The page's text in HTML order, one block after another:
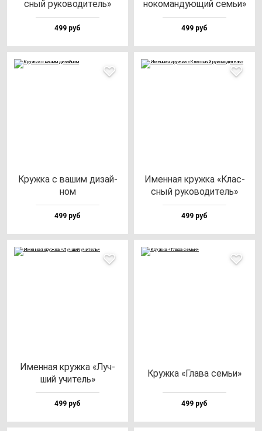
сный ру­ко­во­ди­тель»
499 руб
но­ко­ман­ду­ющий семьи»
499 руб
Круж­ка с ва­шим ди­зай­
ном
499 руб
Имен­ная круж­ка «Клас­
сный ру­ко­во­ди­тель»
499 руб
Имен­ная круж­ка «Луч­
ший учи­тель»
499 руб
Круж­ка «Гла­ва cемьи»
499 руб